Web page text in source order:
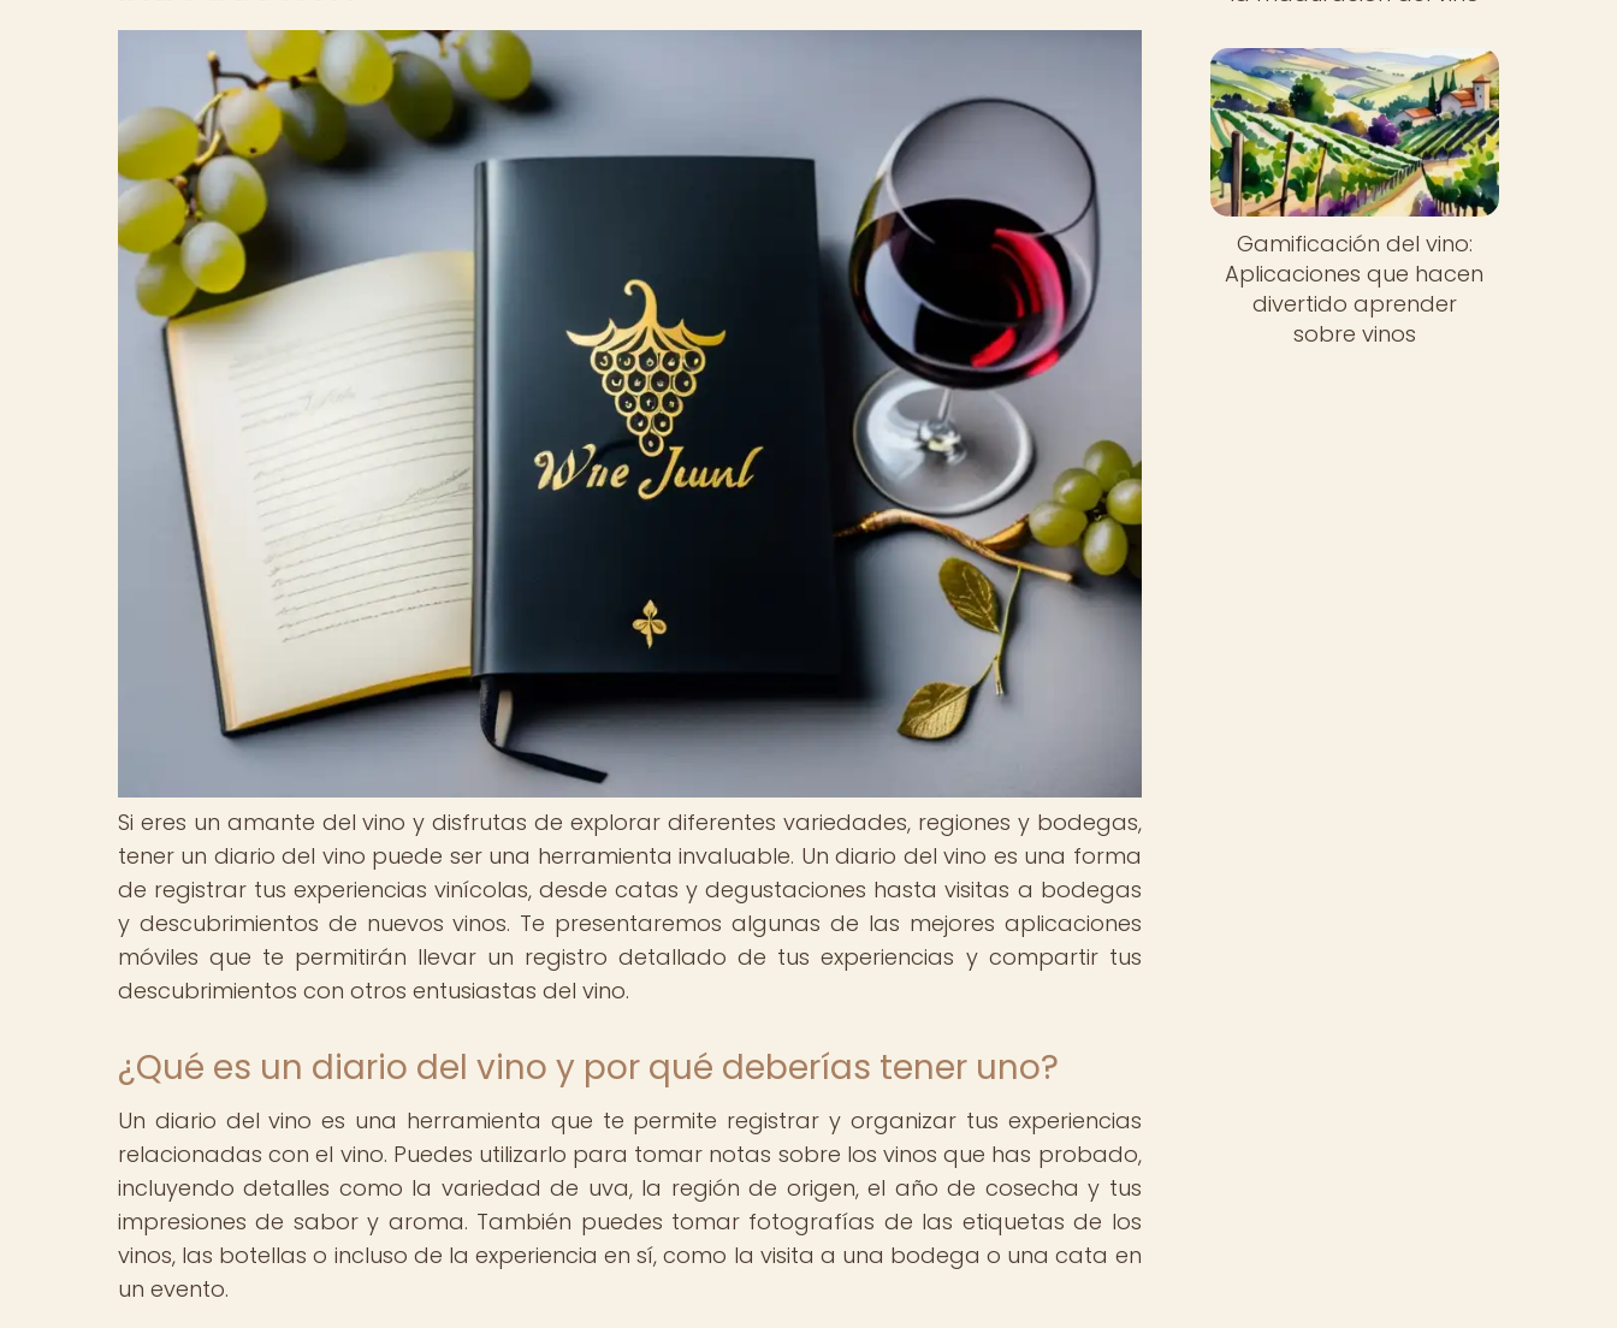
Si eres un amante del vino y disfrutas de explorar diferentes variedades, regiones y bodegas,
tener un diario del vino puede ser una herramienta invaluable. Un diario del vino es una forma
de registrar tus experiencias vinícolas, desde catas y degustaciones hasta visitas a bodegas
y descubrimientos de nuevos vinos. Te presentaremos algunas de las mejores aplicaciones
móviles que te permitirán llevar un registro detallado de tus experiencias y compartir tus
descubrimientos con otros entusiastas del vino.
¿Qué es un diario del vino y por qué deberías tener uno?
Un diario del vino es una herramienta que te permite registrar y organizar tus experiencias
relacionadas con el vino. Puedes utilizarlo para tomar notas sobre los vinos que has probado,
incluyendo detalles como la variedad de uva, la región de origen, el año de cosecha y tus
impresiones de sabor y aroma. También puedes tomar fotografías de las etiquetas de los
vinos, las botellas o incluso de la experiencia en sí, como la visita a una bodega o una cata en
un evento.
Gamificación del vino:
Aplicaciones que hacen
divertido aprender
sobre vinos